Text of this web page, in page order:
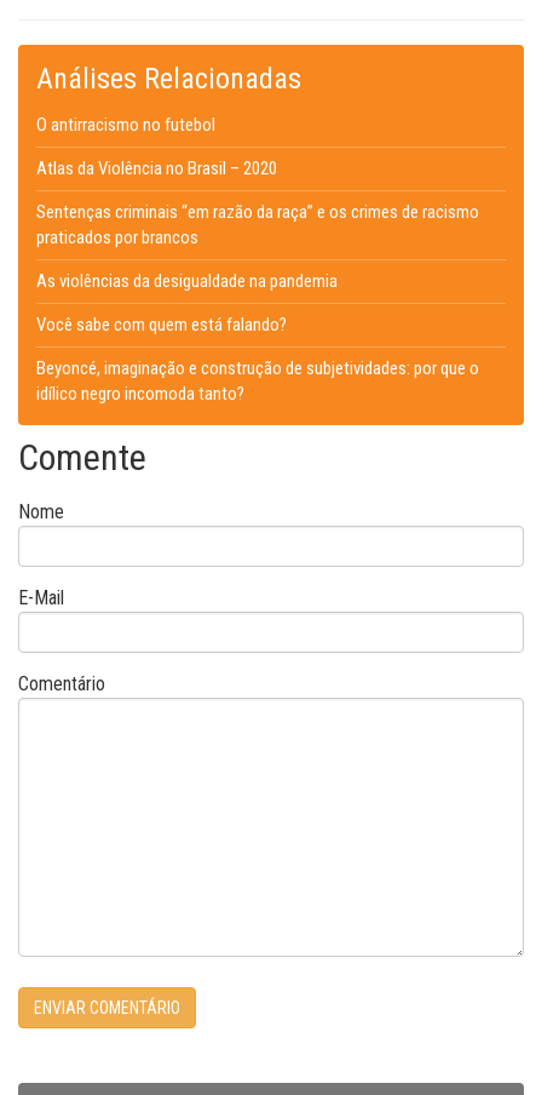
Análises Relacionadas
O antirracismo no futebol
Atlas da Violência no Brasil – 2020
Sentenças criminais “em razão da raça” e os crimes de racismo
praticados por brancos
As violências da desigualdade na pandemia
Você sabe com quem está falando?
Beyoncé, imaginação e construção de subjetividades: por que o
idílico negro incomoda tanto?
Comente
Nome
E-Mail
Comentário